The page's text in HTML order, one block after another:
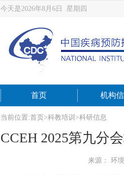
今天是2026年8月6日 星期四
首页 机构
当前位置:首页 >科教培训 >科研信息
CCEH 2025第九分
来源： 环